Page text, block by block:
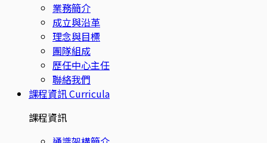
業務簡介
成立與沿革
理念與目標
團隊組成
歷任中心主任
聯絡我們
課程資訊Curricula
課程資訊